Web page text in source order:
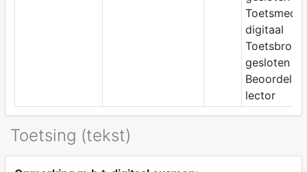
digitaal
Toetsbron:
gesloten
lector
Toetsing (tekst)